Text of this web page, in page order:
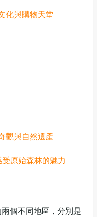
化與購物天堂
觀與自然遺產
原始森林的魅力
個不同地區，分別是